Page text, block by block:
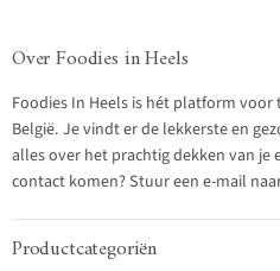
Over Foodies in Heels
Foodies In Heels is hét platform
België. Je vindt er de lekkerste en
alles over het prachtig dekken van je
contact komen? Stuur een e-mail
Productcategoriën